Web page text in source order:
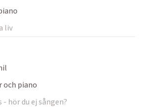
liv
och piano
hör du ej sången?